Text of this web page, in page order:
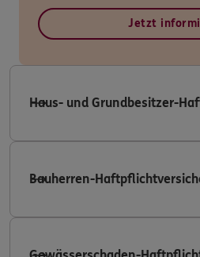
Jetzt
Haus- und Grundbesitzer-
Bauherren-